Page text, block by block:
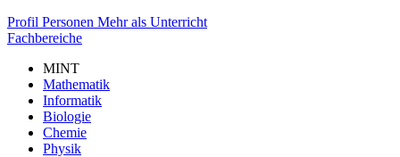
Profil Personen Mehr als Unterricht
Fachbereiche
MINT
Mathematik
Informatik
Biologie
Chemie
Physik